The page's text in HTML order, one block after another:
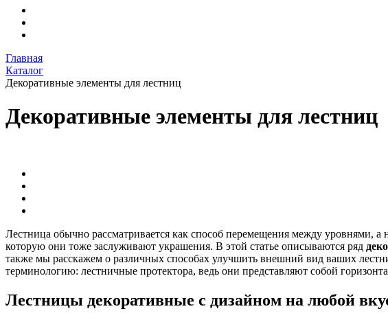
Главная
Каталог
Декоративные элементы для лестниц
Декоративные элементы для лестниц
Лестница обычно рассматривается как способ перемещения между уровнями,
которую они тоже заслуживают украшения. В этой статье описываются ряд
также мы расскажем о различных способах улучшить внешний вид ваших
терминологию: лестничные протектора, ведь они представляют собой
Лестницы декоративные с дизайном на любой